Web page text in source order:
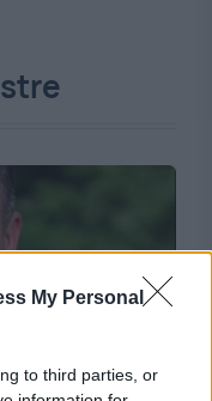
My Personal
to third parties, or